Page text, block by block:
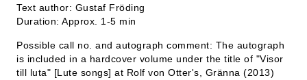
Text author: Gustaf Fröding
Duration: Approx. 1-5 min
Possible call no. and autograph comment: The autograph
is included in a hardcover volume under the title of "Visor
till luta" [Lute songs] at Rolf von Otter's, Gränna (2013)